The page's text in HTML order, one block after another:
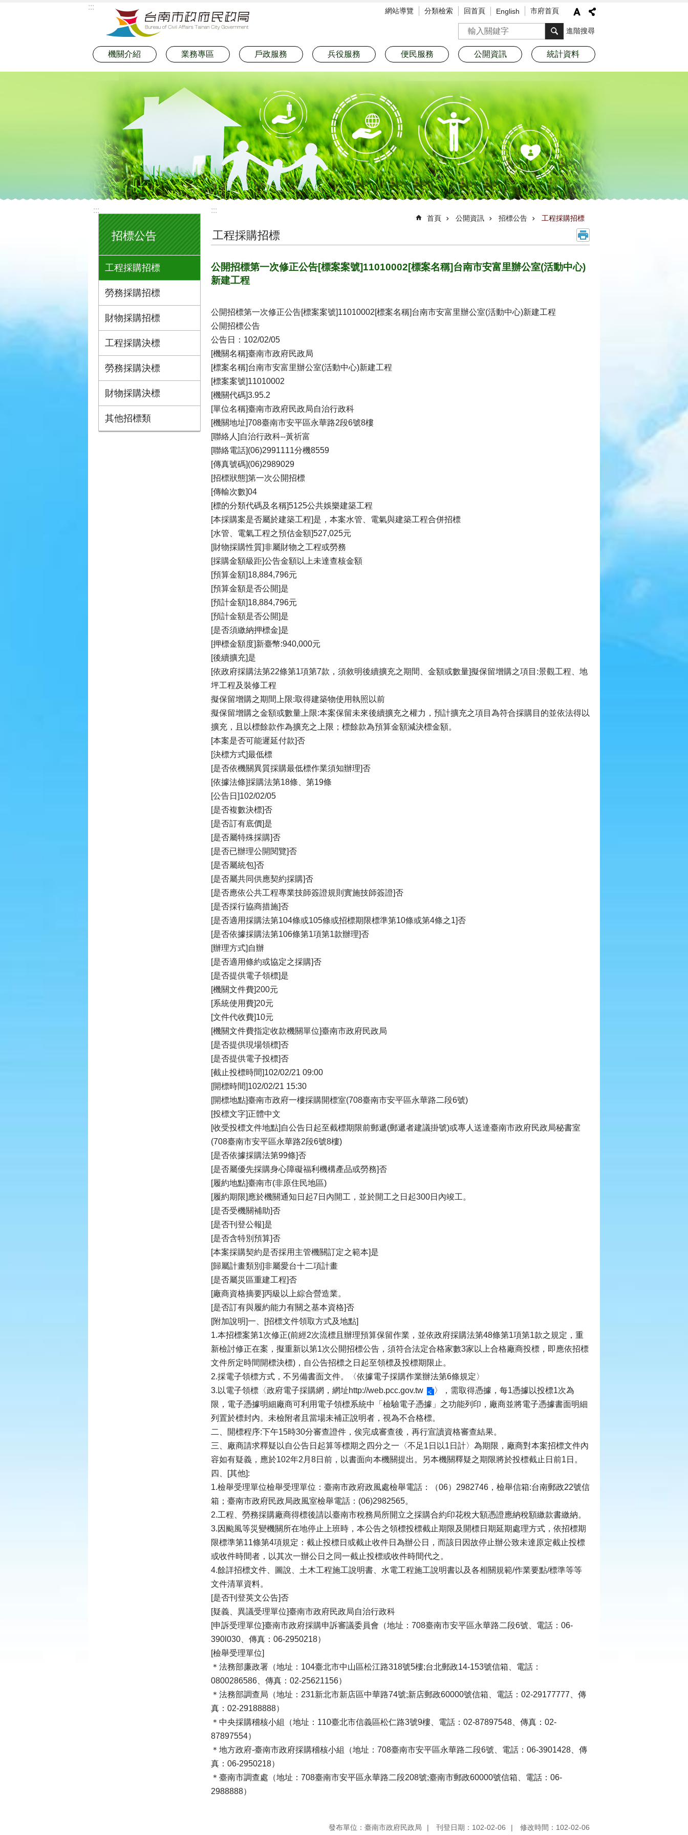
::: 網站導覽 分類檢索 回首頁 English 市府首頁
搜尋 進階搜尋
機關介紹 業務專區 戶政服務 兵役服務 便民服務 公開資訊 統計資料
:::
招標公告
工程採購招標
勞務採購招標
財物採購招標
工程採購決標
勞務採購決標
財物採購決標
其他招標類
:::
首頁 公開資訊 招標公告 工程採購招標
工程採購招標
公開招標第一次修正公告[標案案號]11010002[標案名稱]台南市安富里辦公室(活動中心)
新建工程
公開招標第一次修正公告[標案案號]11010002[標案名稱]台南市安富里辦公室(活動中心)新建工程
公開招標公告
公告日：102/02/05
[機關名稱]臺南市政府民政局
[標案名稱]台南市安富里辦公室(活動中心)新建工程
[標案案號]11010002
[機關代碼]3.95.2
[單位名稱]臺南市政府民政局自治行政科
[機關地址]708臺南市安平區永華路2段6號8樓
[聯絡人]自治行政科--黃祈富
[聯絡電話](06)2991111分機8559
[傳真號碼](06)2989029
[招標狀態]第一次公開招標
[傳輸次數]04
[標的分類代碼及名稱]5125公共娛樂建築工程
[本採購案是否屬於建築工程]是，本案水管、電氣與建築工程合併招標
[水管、電氣工程之預估金額]527,025元
[財物採購性質]非屬財物之工程或勞務
[採購金額級距]公告金額以上未達查核金額
[預算金額]18,884,796元
[預算金額是否公開]是
[預計金額]18,884,796元
[預計金額是否公開]是
[是否須繳納押標金]是
[押標金額度]新臺幣:940,000元
[後續擴充]是
[依政府採購法第22條第1項第7款，須敘明後續擴充之期間、金額或數量]擬保留增購之項目:景觀工程、地
坪工程及裝修工程
擬保留增購之期間上限:取得建築物使用執照以前
擬保留增購之金額或數量上限:本案保留未來後續擴充之權力，預計擴充之項目為符合採購目的並依法得以
擴充，且以標餘款作為擴充之上限；標餘款為預算金額減決標金額。
[本案是否可能遲延付款]否
[決標方式]最低標
[是否依機關異質採購最低標作業須知辦理]否
[依據法條]採購法第18條、第19條
[公告日]102/02/05
[是否複數決標]否
[是否訂有底價]是
[是否屬特殊採購]否
[是否已辦理公開閱覽]否
[是否屬統包]否
[是否屬共同供應契約採購]否
[是否應依公共工程專業技師簽證規則實施技師簽證]否
[是否採行協商措施]否
[是否適用採購法第104條或105條或招標期限標準第10條或第4條之1]否
[是否依據採購法第106條第1項第1款辦理]否
[辦理方式]自辦
[是否適用條約或協定之採購]否
[是否提供電子領標]是
[機關文件費]200元
[系統使用費]20元
[文件代收費]10元
[機關文件費指定收款機關單位]臺南市政府民政局
[是否提供現場領標]否
[是否提供電子投標]否
[截止投標時間]102/02/21 09:00
[開標時間]102/02/21 15:30
[開標地點]臺南市政府一樓採購開標室(708臺南市安平區永華路二段6號)
[投標文字]正體中文
[收受投標文件地點]自公告日起至截標期限前郵遞(郵遞者建議掛號)或專人送達臺南市政府民政局秘書室
(708臺南市安平區永華路2段6號8樓)
[是否依據採購法第99條]否
[是否屬優先採購身心障礙福利機構產品或勞務]否
[履約地點]臺南市(非原住民地區)
[履約期限]應於機關通知日起7日內開工，並於開工之日起300日內竣工。
[是否受機關補助]否
[是否刊登公報]是
[是否含特別預算]否
[本案採購契約是否採用主管機關訂定之範本]是
[歸屬計畫類別]非屬愛台十二項計畫
[是否屬災區重建工程]否
[廠商資格摘要]丙級以上綜合營造業。
[是否訂有與履約能力有關之基本資格]否
[附加說明]一、[招標文件領取方式及地點]
1.本招標案第1次修正(前經2次流標且辦理預算保留作業，並依政府採購法第48條第1項第1款之規定，重
新檢討修正在案，擬重新以第1次公開招標公告，須符合法定合格家數3家以上合格廠商投標，即應依招標
文件所定時間開標決標)，自公告招標之日起至領標及投標期限止。
2.採電子領標方式，不另備書面文件。〈依據電子採購作業辦法第6條規定〉
3.以電子領標〈政府電子採購網，網址http://web.pcc.gov.tw
〉，需取得憑據，每1憑據以投標1次為
限，電子憑據明細廠商可利用電子領標系統中「檢驗電子憑據」之功能列印，廠商並將電子憑據書面明細
列置於標封內。未檢附者且當場未補正說明者，視為不合格標。
二、開標程序:下午15時30分審查證件，俟完成審查後，再行宣讀資格審查結果。
三、廠商請求釋疑以自公告日起算等標期之四分之一〈不足1日以1日計〉為期限，廠商對本案招標文件內
容如有疑義，應於102年2月8日前，以書面向本機關提出。另本機關釋疑之期限將於投標截止日前1日。
四、[其他]:
1.檢舉受理單位檢舉受理單位：臺南市政府政風處檢舉電話：（06）2982746，檢舉信箱:台南郵政22號信
箱；臺南市政府民政局政風室檢舉電話：(06)2982565。
2.工程、勞務採購廠商得標後請以臺南市稅務局所開立之採購合約印花稅大額憑證應納稅額繳款書繳納。
3.因颱風等災變機關所在地停止上班時，本公告之領標投標截止期限及開標日期延期處理方式，依招標期
限標準第11條第4項規定：截止投標日或截止收件日為辦公日，而該日因故停止辦公致未達原定截止投標
或收件時間者，以其次一辦公日之同一截止投標或收件時間代之。
4.餘詳招標文件、圖說、土木工程施工說明書、水電工程施工說明書以及各相關規範/作業要點/標準等等
文件清單資料。
[是否刊登英文公告]否
[疑義、異議受理單位]臺南市政府民政局自治行政科
[申訴受理單位]臺南市政府採購申訴審議委員會（地址：708臺南市安平區永華路二段6號、電話：06-
390l030、傳真：06-2950218）
[檢舉受理單位]
＊法務部廉政署（地址：104臺北市中山區松江路318號5樓;台北郵政14-153號信箱、電話：
0800286586、傳真：02-25621156）
＊法務部調查局（地址：231新北市新店區中華路74號;新店郵政60000號信箱、電話：02-29177777、傳
真：02-29188888）
＊中央採購稽核小組（地址：110臺北市信義區松仁路3號9樓、電話：02-87897548、傳真：02-
87897554）
＊地方政府-臺南市政府採購稽核小組（地址：708臺南市安平區永華路二段6號、電話：06-3901428、傳
真：06-2950218）
＊臺南市調查處（地址：708臺南市安平區永華路二段208號;臺南市郵政60000號信箱、電話：06-
2988888）
發布單位：臺南市政府民政局 刊登日期：102-02-06 修改時間：102-02-06